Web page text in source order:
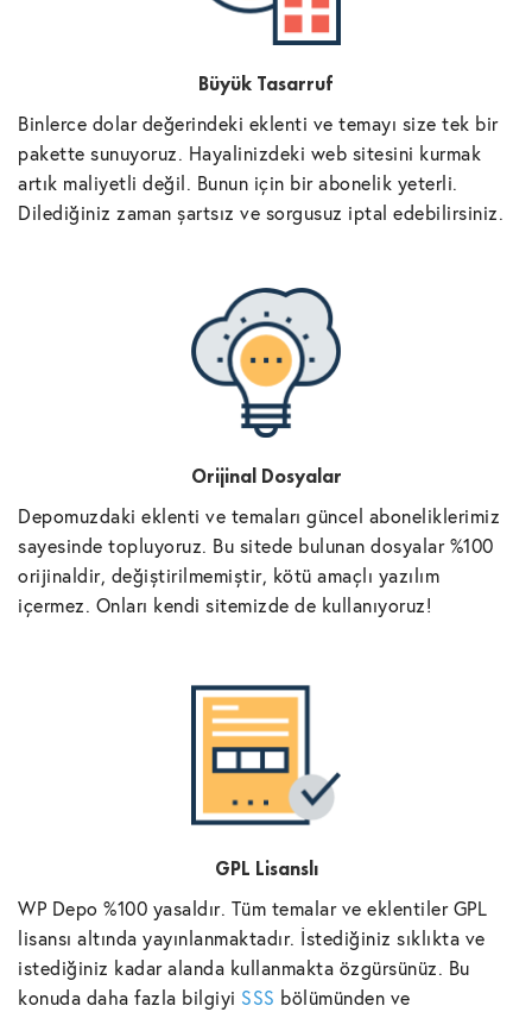
Büyük Tasarruf
Binlerce dolar değerindeki eklenti ve temayı size tek bir
pakette sunuyoruz. Hayalinizdeki web sitesini kurmak
artık maliyetli değil. Bunun için bir abonelik yeterli.
Dilediğiniz zaman şartsız ve sorgusuz iptal edebilirsiniz.
Orijinal Dosyalar
Depomuzdaki eklenti ve temaları güncel aboneliklerimiz
sayesinde topluyoruz. Bu sitede bulunan dosyalar %100
orijinaldir, değiştirilmemiştir, kötü amaçlı yazılım
içermez. Onları kendi sitemizde de kullanıyoruz!
GPL Lisanslı
WP Depo %100 yasaldır. Tüm temalar ve eklentiler GPL
lisansı altında yayınlanmaktadır. İstediğiniz sıklıkta ve
istediğiniz kadar alanda kullanmakta özgürsünüz. Bu
konuda daha fazla bilgiyi SSS bölümünden ve